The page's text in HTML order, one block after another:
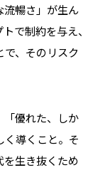
流暢さ」が生ん
で制約を与え、
、そのリスク
「優れた、しか
く導くこと。そ
生き抜くため